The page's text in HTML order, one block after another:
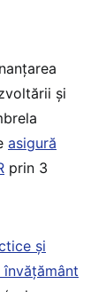
și
asigură
prin 3
și